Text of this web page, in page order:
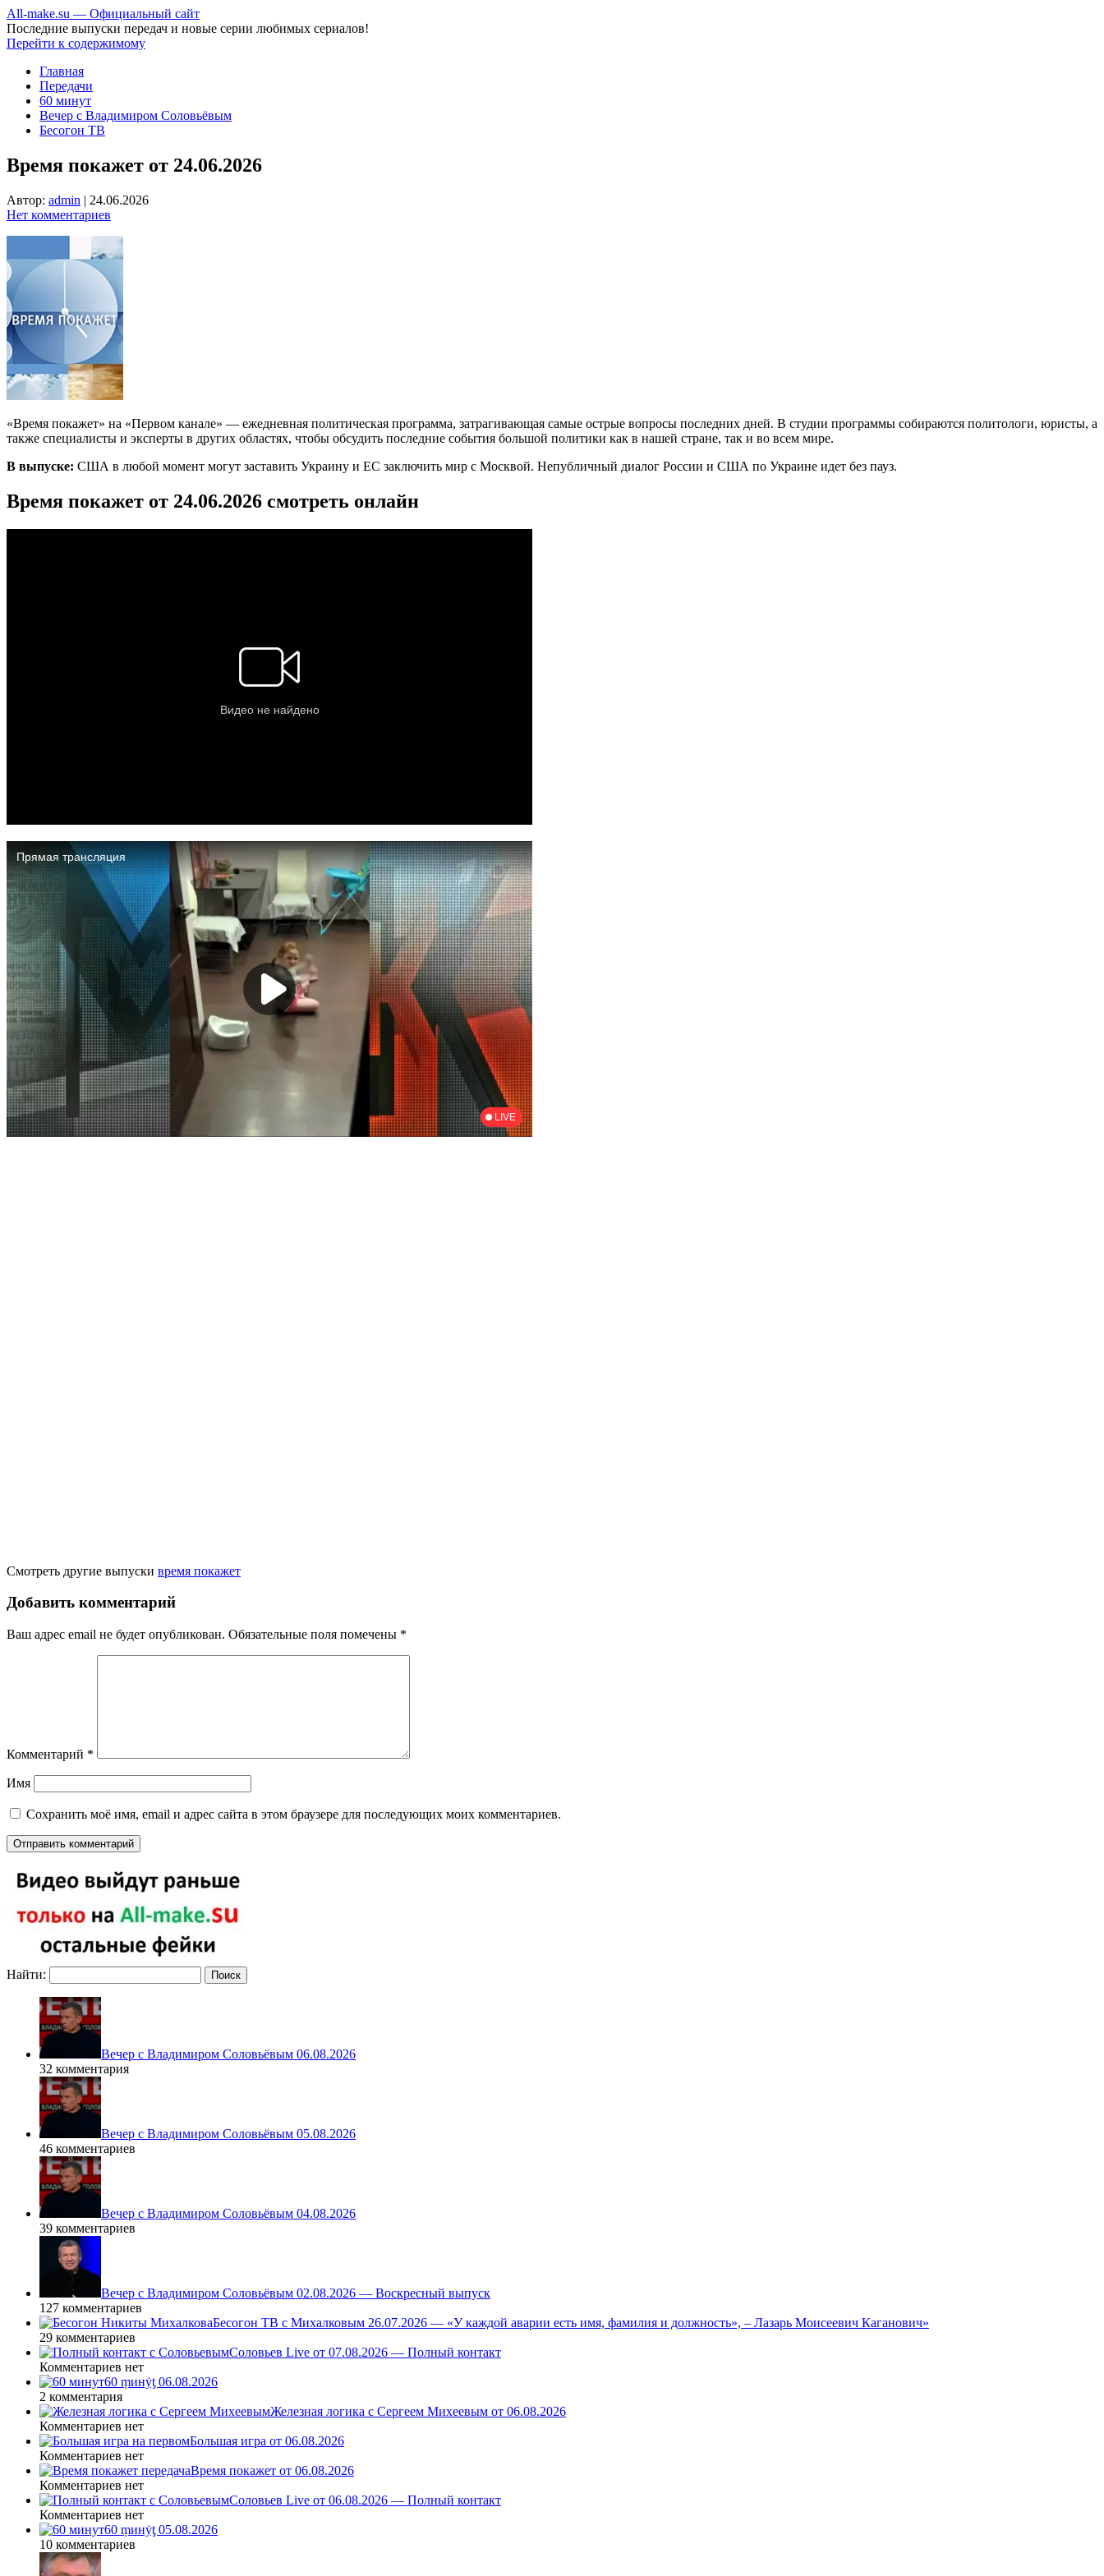
All-make.su — Официальный сайт
Последние выпуски передач и новые серии любимых сериалов!
Перейти к содержимому
Главная
Передачи
60 минут
Вечер с Владимиром Соловьёвым
Бесогон ТВ
Время покажет от 24.06.2026
Автор: admin | 24.06.2026
Нет комментариев
«Время покажет» на «Первом канале» — ежедневная политическая программа, затрагивающая самые острые вопросы последних дней. В студии программы собираются политологи, юристы, а
также специалисты и эксперты в других областях, чтобы обсудить последние события большой политики как в нашей стране, так и во всем мире.
В выпуске: США в любой момент могут заставить Украину и ЕС заключить мир с Москвой. Непубличный диалог России и США по Украине идет без пауз.
Время покажет от 24.06.2026 смотреть онлайн
Смотреть другие выпуски время покажет
Добавить комментарий
Ваш адрес email не будет опубликован. Обязательные поля помечены *
Комментарий *
Имя
Сохранить моё имя, email и адрес сайта в этом браузере для последующих моих комментариев.
Найти:
Вечер с Владимиром Соловьёвым 06.08.2026
32 комментария
Вечер с Владимиром Соловьёвым 05.08.2026
46 комментариев
Вечер с Владимиром Соловьёвым 04.08.2026
39 комментариев
Вечер с Владимиром Соловьёвым 02.08.2026 — Воскресный выпуск
127 комментариев
Бесогон ТВ с Михалковым 26.07.2026 — «У каждой аварии есть имя, фамилия и должность», – Лазарь Моисеевич Каганович»
29 комментариев
Соловьев Live от 07.08.2026 — Полный контакт
Комментариев нет
60 ṃинẏƫ 06.08.2026
2 комментария
Железная логика с Сергеем Михеевым от 06.08.2026
Комментариев нет
Большая игра от 06.08.2026
Комментариев нет
Время покажет от 06.08.2026
Комментариев нет
Соловьев Live от 06.08.2026 — Полный контакт
Комментариев нет
60 ṃинẏƫ 05.08.2026
10 комментариев